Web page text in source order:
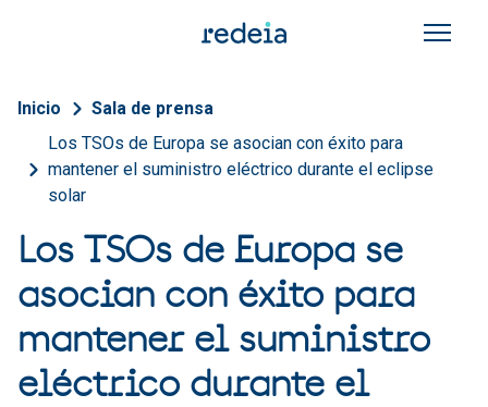
Sobrescribir enlaces de
Inicio
Sala de prensa
Los TSOs de Europa se asocian con éxito para
mantener el suministro eléctrico durante el eclipse
solar
Los TSOs de Europa se
asocian con éxito para
mantener el suministro
eléctrico durante el